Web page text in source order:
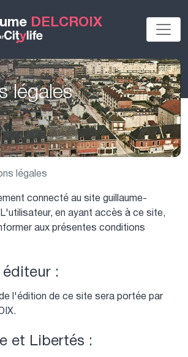
DELCROIX
légales
légales
connecté au site guillaume-
en ayant accès à ce site,
aux présentes conditions
:
l'édition de ce site sera portée par
.
et Libertés :